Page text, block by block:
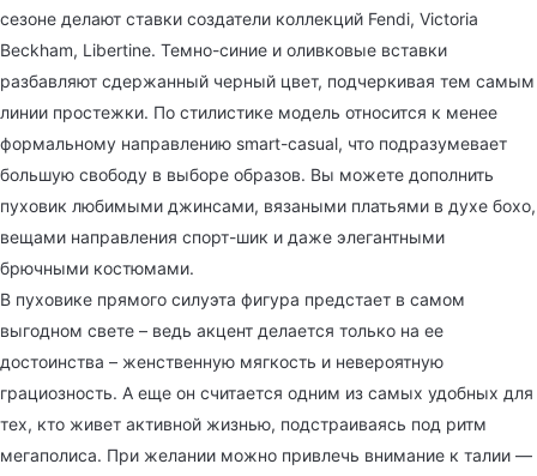
сезоне делают ставки создатели коллекций Fendi, Victoria
Beckham, Libertine. Темно-синие и оливковые вставки
разбавляют сдержанный черный цвет, подчеркивая тем самым
линии простежки. По стилистике модель относится к менее
формальному направлению smart-casual, что подразумевает
большую свободу в выборе образов. Вы можете дополнить
пуховик любимыми джинсами, вязаными платьями в духе бохо,
вещами направления спорт-шик и даже элегантными
брючными костюмами.
В пуховике прямого силуэта фигура предстает в самом
выгодном свете – ведь акцент делается только на ее
достоинства – женственную мягкость и невероятную
грациозность. А еще он считается одним из самых удобных для
тех, кто живет активной жизнью, подстраиваясь под ритм
мегаполиса. При желании можно привлечь внимание к талии —